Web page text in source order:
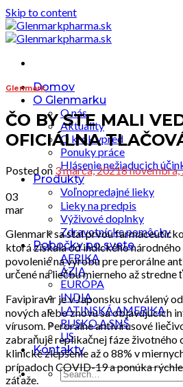
Skip to content
Domov
O Glenmarku
O nás
Aktuality
O krok vpred
Ponuky práce
Hlásenie nežiaducich
Produkty
Voľnopredajné lieky
Lieky na predpis
Výživové doplnky
Zdravotnícke pomôcky
Pobočky po svete
AFRIKA
ÁZIA
EURÓPA
INDIA
LATINSKÁ AMERIKA
RUSKO A SNŠ
US
Kontakty
Glenmark
ČO BY STE MALI
OFICIÁLNA
Posted on 3 marca, 20218 novembra,
03
mar
Glenmark sa stal prvou
ktorá získala od indického
povolenie na výrobu pre perorálne
určené na liečbu mierneho až
Favipiravir je v Japonsku schválený
nových alebo znovu sa objavujúcich
vírusom. Perorálne antivírusové
zabraňuje replikačnej fáze životného
klinické zlepšenie až o 88% v
prípadoch COVID-19 a ponúka
záťaže.